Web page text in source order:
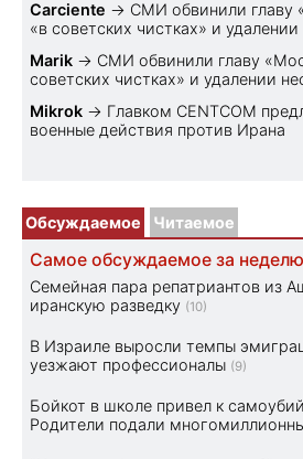
Carciente → СМИ обвинили главу
«в советских чистках» и удалении
Marik → СМИ обвинили главу
советских чистках» и удалении
Mikrok → Главком CENTCOM
военные действия против Ирана
Обсуждаемое Читаемое
Самое обсуждаемое за неделю
Семейная пара репатриантов из
иранскую разведку (10)
В Израиле выросли темпы
уезжают профессионалы (9)
Бойкот в школе привел к
Родители подали